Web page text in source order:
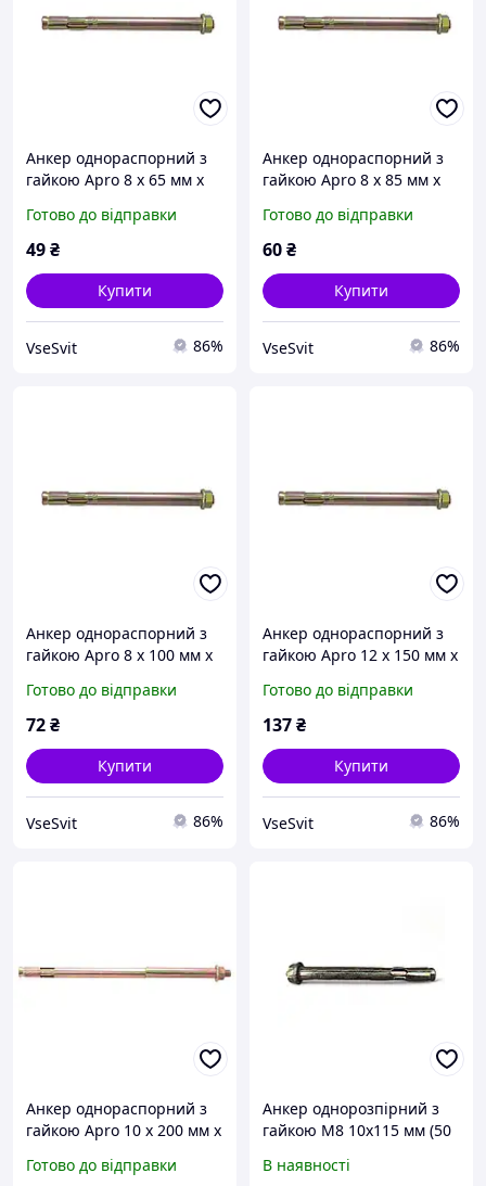
Анкер однораспорний з
гайкою Apro 8 х 65 мм x
Готово до відправки
49₴
Купити
VseSvit 86%
Анкер однораспорний з
гайкою Apro 8 х 85 мм x
Готово до відправки
60₴
Купити
VseSvit 86%
Анкер однораспорний з
гайкою Apro 8 х 100 мм x
Готово до відправки
72₴
Купити
VseSvit 86%
Анкер однораспорний з
гайкою Apro 12 х 150 мм x
(SRTR1012150)
Готово до відправки
137₴
Купити
VseSvit 86%
Анкер однораспорний з
гайкою Apro 10 х 200 мм x
Готово до відправки
Анкер однорозпірний з
гайкою М8 10х115 мм (50
В наявності